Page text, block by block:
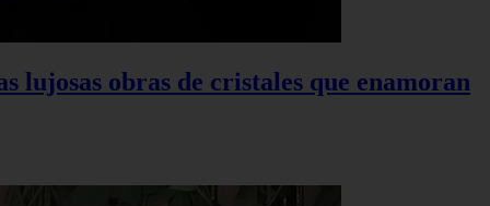
lujosas obras de cristales que enamoran